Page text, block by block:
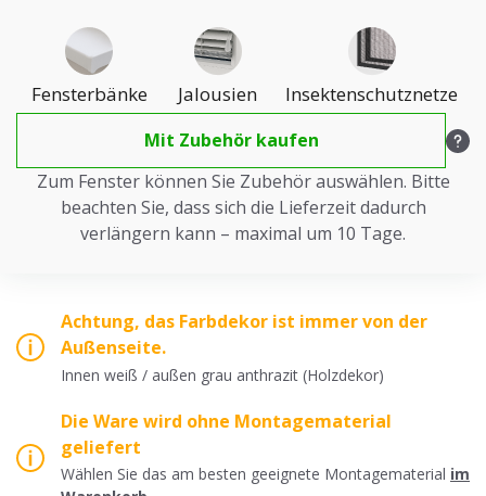
Fensterbänke Jalousien Insektenschutznetze
Mit Zubehör kaufen
Zum Fenster können Sie Zubehör auswählen. Bitte
beachten Sie, dass sich die Lieferzeit dadurch
verlängern kann – maximal um 10 Tage.
Achtung, das Farbdekor ist immer von der
Außenseite.
Innen weiß / außen grau anthrazit (Holzdekor)
Die Ware wird ohne Montagematerial
geliefert
Wählen Sie das am besten geeignete Montagematerial im